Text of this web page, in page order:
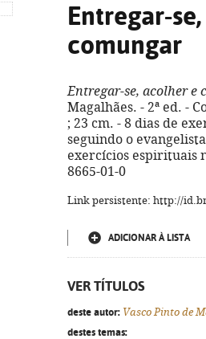
Entregar-
comungar
Entregar-se, acolher e
Magalhães. - 2ª ed. -
; 23 cm. - 8 dias de
seguindo o
exercícios espirituais
8665-01-0
Link persistente: http://
ADICIONAR À LISTA
VER TÍTULOS
deste autor: Vasco Pinto de
destes temas: